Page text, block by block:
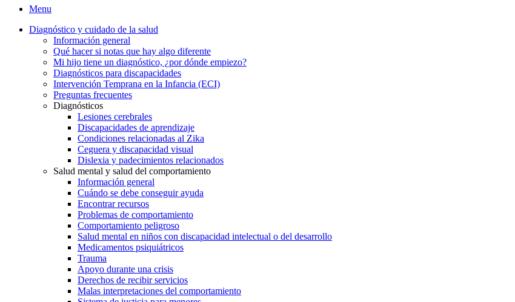
Menu
Diagnóstico y cuidado de la salud
Información general
Qué hacer si notas que hay algo diferente
Mi hijo tiene un diagnóstico, ¿por dónde empiezo?
Diagnósticos para discapacidades
Intervención Temprana en la Infancia (ECI)
Preguntas frecuentes
Diagnósticos
Lesiones cerebrales
Discapacidades de aprendizaje
Condiciones relacionadas al Zika
Ceguera y discapacidad visual
Dislexia y padecimientos relacionados
Salud mental y salud del comportamiento
Información general
Cuándo se debe conseguir ayuda
Encontrar recursos
Problemas de comportamiento
Comportamiento peligroso
Salud mental en niños con discapacidad intelectual o del desarrollo
Medicamentos psiquiátricos
Trauma
Apoyo durante una crisis
Derechos de recibir servicios
Malas interpretaciones del comportamiento